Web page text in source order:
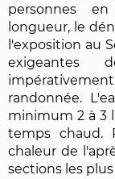
personnes
longueur, le
l'exposition au
exigeantes
randonnée.
minimum 2 à 3
temps chaud.
chaleur de
sections les